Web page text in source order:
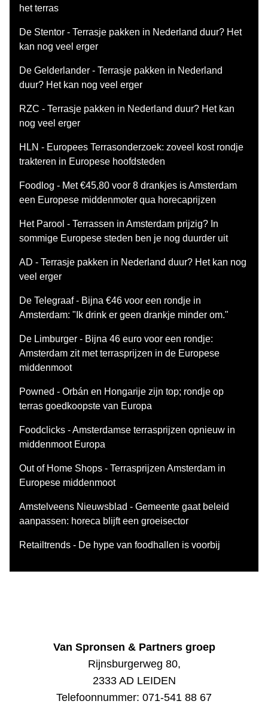
het terras
De Stentor - Terrasje pakken in Nederland duur? Het
kan nog veel erger
De Gelderlander - Terrasje pakken in Nederland
duur? Het kan nog veel erger
RZC - Terrasje pakken in Nederland duur? Het kan
nog veel erger
HLN - Europees Terrasonderzoek: zoveel kost rondje
trakteren in Europese hoofdsteden
Foodlog - Met €45,80 voor 8 drankjes is Amsterdam
een Europese middenmoter qua horecaprijzen
Het Parool - Terrassen in Amsterdam prijzig? In
sommige Europese steden ben je nog duurder uit
AD - Terrasje pakken in Nederland duur? Het kan nog
veel erger
De Telegraaf - Bijna €46 voor een rondje in
Amsterdam: "Ik drink er geen drankje minder om."
De Limburger - Bijna 46 euro voor een rondje:
Amsterdam zit met terrasprijzen in de Europese
middenmoot
Powned - Orbán en Hongarije zijn top; rondje op
terras goedkoopste van Europa
Foodclicks - Amsterdamse terrasprijzen opnieuw in
middenmoot Europa
Out of Home Shops - Terrasprijzen Amsterdam in
Europese middenmoot
Amstelveens Nieuwsblad - Gemeente gaat beleid
aanpassen: horeca blijft een groeisector
Retailtrends - De hype van foodhallen is voorbij
Van Spronsen & Partners groep
Rijnsburgerweg 80,
2333 AD LEIDEN
Telefoonnummer: 071-541 88 67